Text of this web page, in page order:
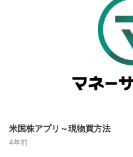
再生/一時停止
動画を再生または一時停
10秒戻し/10秒送り
10秒、動画を巻き戻し/早
するとその位置から動画が
米国株アプリ～現物買方法
4年前